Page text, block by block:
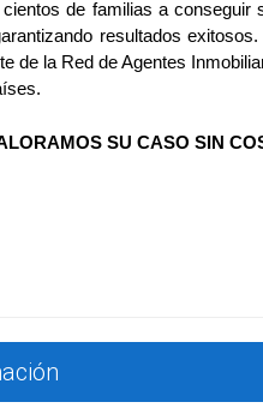
decidió adaptarse a las
recibe un ingreso más
único y requiere una
de familias a
resultados
de la Red de Agentes
SU CASO SIN